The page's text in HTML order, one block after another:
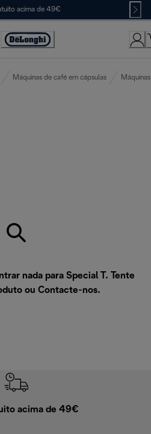
acima de 49€
Accessibility
Máquinas de café em cápsulas
nada para Special T. Tente
ou Contacte-nos.
acima de 49€